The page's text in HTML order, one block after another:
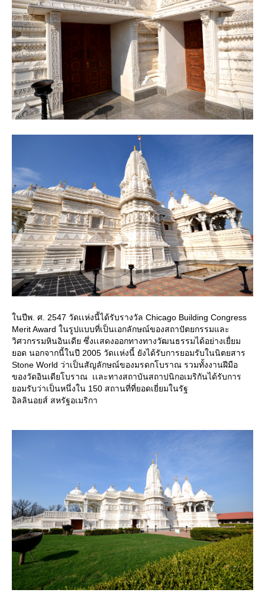
ในปีพ. ศ. 2547 วัดเเห่งนี้ได้รับรางวัล Chicago Building Congress
Merit Award ในรูปแบบที่เป็นเอกลักษณ์ของสถาปัตยกรรมและ
วิศวกรรมหินอินเดีย ซึ่งเเสดงออกทางทางวัฒนธรรมได้อย่างเยื่ยม
ยอด นอกจากนี้ในปี 2005 วัดเเห่งนี้ ยังได้รับการยอมรับในนิตยสาร
Stone World ว่าเป็นสัญลักษณ์ของมรดกโบราณ รวมทั้งงานฝีมือ
ของวัดอินเดียโบราณ เเละทางสถาบันสถาปนิกอเมริกันได้รับการ
ยอมรับว่าเป็นหนึ่งใน 150 สถานที่ที่ยอดเยี่ยมในรัฐ
อิลลินอยส์ สหรัฐอเมริกา